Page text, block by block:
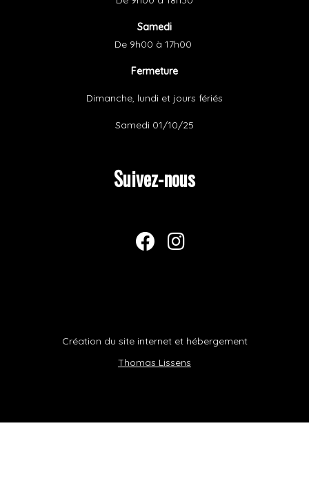
Samedi
De 9h00 à 17h00
Fermeture
Dimanche, lundi et jours fériés
Samedi 01/10/25
Suivez-nous
Création du site internet et hébergement
Thomas Lissens